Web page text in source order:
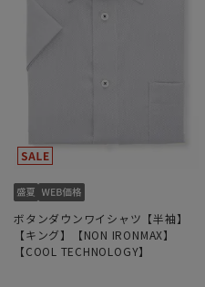
ボタンダウンワイシャツ【半袖】
【キング】【NON IRONMAX】
【COOL TECHNOLOGY】